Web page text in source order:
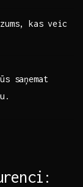
‌kas ⁤veic
saņemat